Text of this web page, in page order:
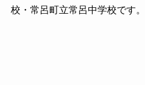
校・常呂町立常呂中学校です。